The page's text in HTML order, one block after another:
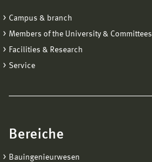
Campus & branch
Members of the University & Committees
Facilities & Research
Service
Bereiche
Bauingenieurwesen